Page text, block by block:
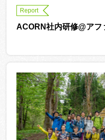
Report
ACORN社内研修@ア